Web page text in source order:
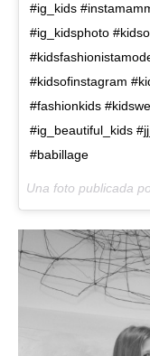
#ig_kids
#ig_kidsphoto
#kidsofinstagram
#fashionkids
#ig_beautiful_kids
#babillage